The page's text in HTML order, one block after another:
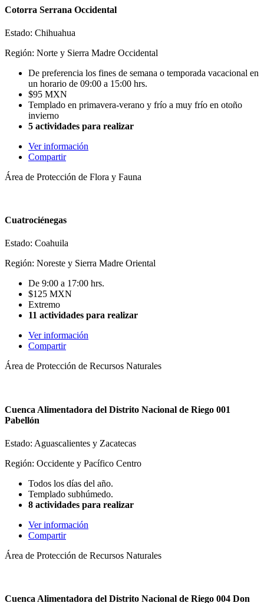
Cotorra Serrana Occidental
Estado: Chihuahua
Región: Norte y Sierra Madre Occidental
De preferencia los fines de semana o temporada vacacional en
un horario de 09:00 a 15:00 hrs.
$95 MXN
Templado en primavera-verano y frío a muy frío en otoño
invierno
5 actividades para realizar
Ver información
Compartir
Área de Protección de Flora y Fauna
Cuatrociénegas
Estado: Coahuila
Región: Noreste y Sierra Madre Oriental
De 9:00 a 17:00 hrs.
$125 MXN
Extremo
11 actividades para realizar
Ver información
Compartir
Área de Protección de Recursos Naturales
Cuenca Alimentadora del Distrito Nacional de Riego 001
Pabellón
Estado: Aguascalientes y Zacatecas
Región: Occidente y Pacífico Centro
Todos los días del año.
Templado subhúmedo.
8 actividades para realizar
Ver información
Compartir
Área de Protección de Recursos Naturales
Cuenca Alimentadora del Distrito Nacional de Riego 004 Don